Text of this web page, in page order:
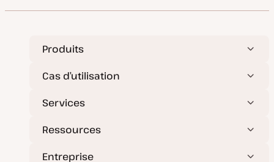
Produits
Cas d’utilisation
Services
Ressources
Entreprise